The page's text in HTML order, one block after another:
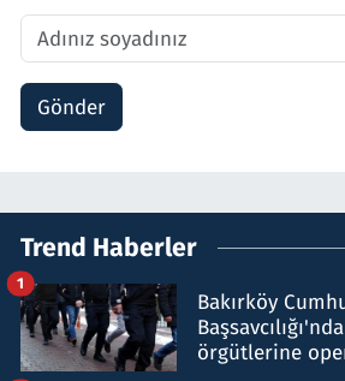
Gönder
Trend Haberler
Bakırköy
örgütlerine
1